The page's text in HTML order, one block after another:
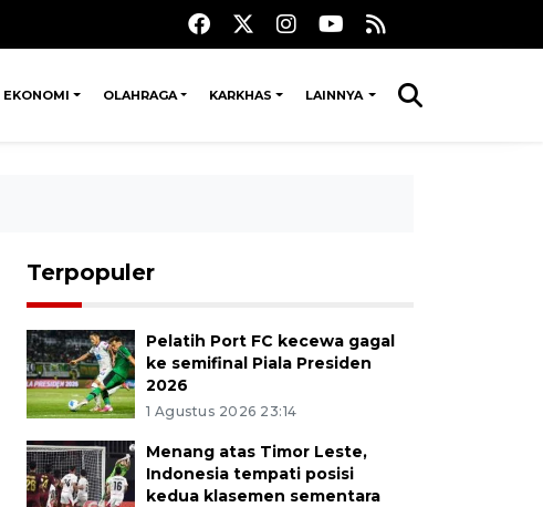
EKONOMI OLAHRAGA KARKHAS LAINNYA
Terpopuler
Pelatih Port FC kecewa gagal
ke semifinal Piala Presiden
2026
1 Agustus 2026 23:14
Menang atas Timor Leste,
Indonesia tempati posisi
kedua klasemen sementara